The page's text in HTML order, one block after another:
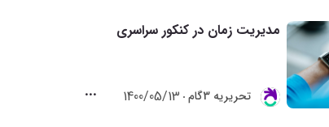
مدیریت زمان در کنکور سراسری
تحريريه 3گام 1400/05/13